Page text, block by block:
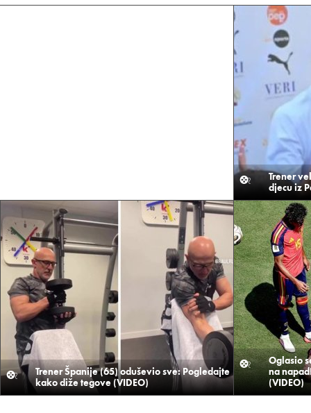
Trener
djecu iz
Trener Španije (65) oduševio sve: Pogledajte
kako diže tegove (VIDEO)
Oglasio
na
(VIDEO)